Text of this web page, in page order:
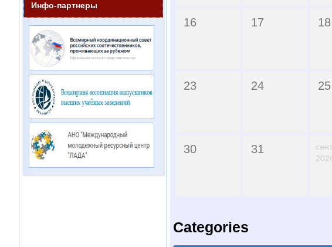
Инфо-партнеры
16 17 18
23 24 25
30 31
Categories